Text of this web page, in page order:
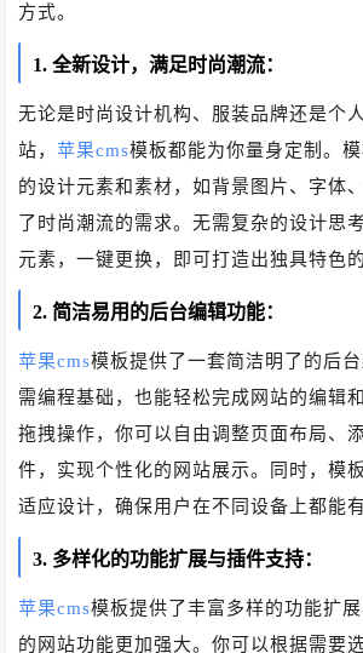
方式。
1. 全新设计，满足时尚潮流：
无论是时尚设计机构、服装品牌还是个
站，苹果cms模板都能为你量身定制。
的设计元素和素材，如背景图片、字体
了时尚潮流的需求。无需复杂的设计思
元素，一键更换，即可打造出独具特色的
2. 简洁易用的后台编辑功能：
苹果cms模板提供了一套简洁明了的后
需编程基础，也能轻松完成网站的编辑
拖拽操作，你可以自由调整页面布局、
件，实现个性化的网站展示。同时，模
适应设计，确保用户在不同设备上都能
3. 多样化的功能扩展与插件支持：
苹果cms模板提供了丰富多样的功能扩
的网站功能更加强大。你可以根据需要